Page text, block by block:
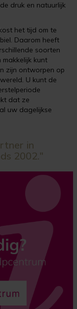
druk en natuurlijk
het tijd om te
Daarom heeft
soorten
kunt
zijn ontworpen op
U kunt de
dat ze
uw dagelijkse
in
2002."